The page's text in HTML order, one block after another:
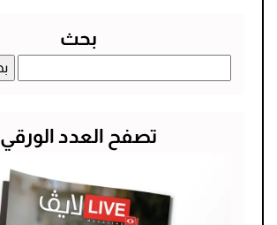
بحث
عن:
تصفح العدد الورقي